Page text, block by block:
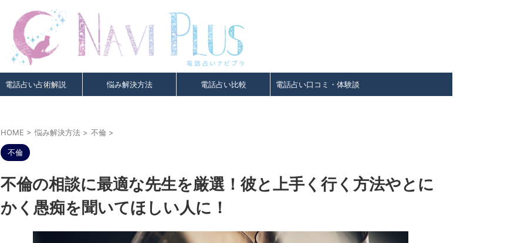
電話占い占術解説 悩み解決方法 電話占い比較 電話占い口コミ・体験談
HOME > 悩み解決方法 > 不倫 >
不倫
不倫の相談に最適な先生を厳選！彼と上手く行く方法やとに
かく愚痴を聞いてほしい人に！